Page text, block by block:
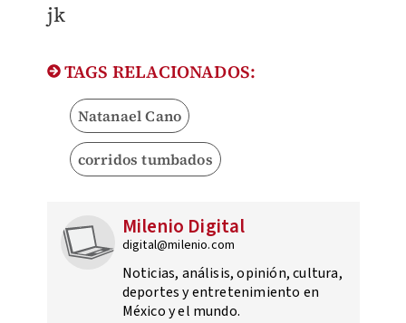
jk
TAGS RELACIONADOS:
Natanael Cano
corridos tumbados
Milenio Digital
digital@milenio.com
Noticias, análisis, opinión, cultura,
deportes y entretenimiento en
México y el mundo.